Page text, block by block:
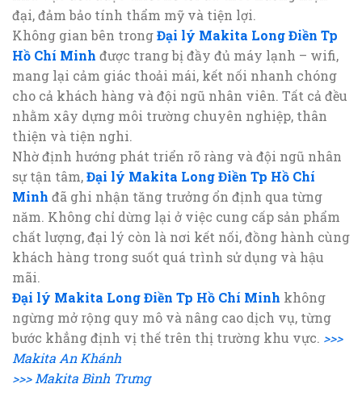
đại, đảm bảo tính thẩm mỹ và tiện lợi.
Không gian bên trongĐại lý Makita Long Điền Tp
Hồ Chí Minh được trang bị đầy đủ máy lạnh – wifi,
mang lại cảm giác thoải mái, kết nối nhanh chóng
cho cả khách hàng và đội ngũ nhân viên. Tất cả đều
nhằm xây dựng môi trường chuyên nghiệp, thân
thiện và tiện nghi.
Nhờ định hướng phát triển rõ ràng và đội ngũ nhân
sự tận tâm,Đại lý Makita Long Điền Tp Hồ Chí
Minh đã ghi nhận tăng trưởng ổn định qua từng
năm. Không chỉ dừng lại ở việc cung cấp sản phẩm
chất lượng, đại lý còn là nơi kết nối, đồng hành cùng
khách hàng trong suốt quá trình sử dụng và hậu
mãi.
Đại lý Makita Long Điền Tp Hồ Chí Minh không
ngừng mở rộng quy mô và nâng cao dịch vụ, từng
bước khẳng định vị thế trên thị trường khu vực. >>>
Makita An Khánh
>>> Makita Bình Trưng